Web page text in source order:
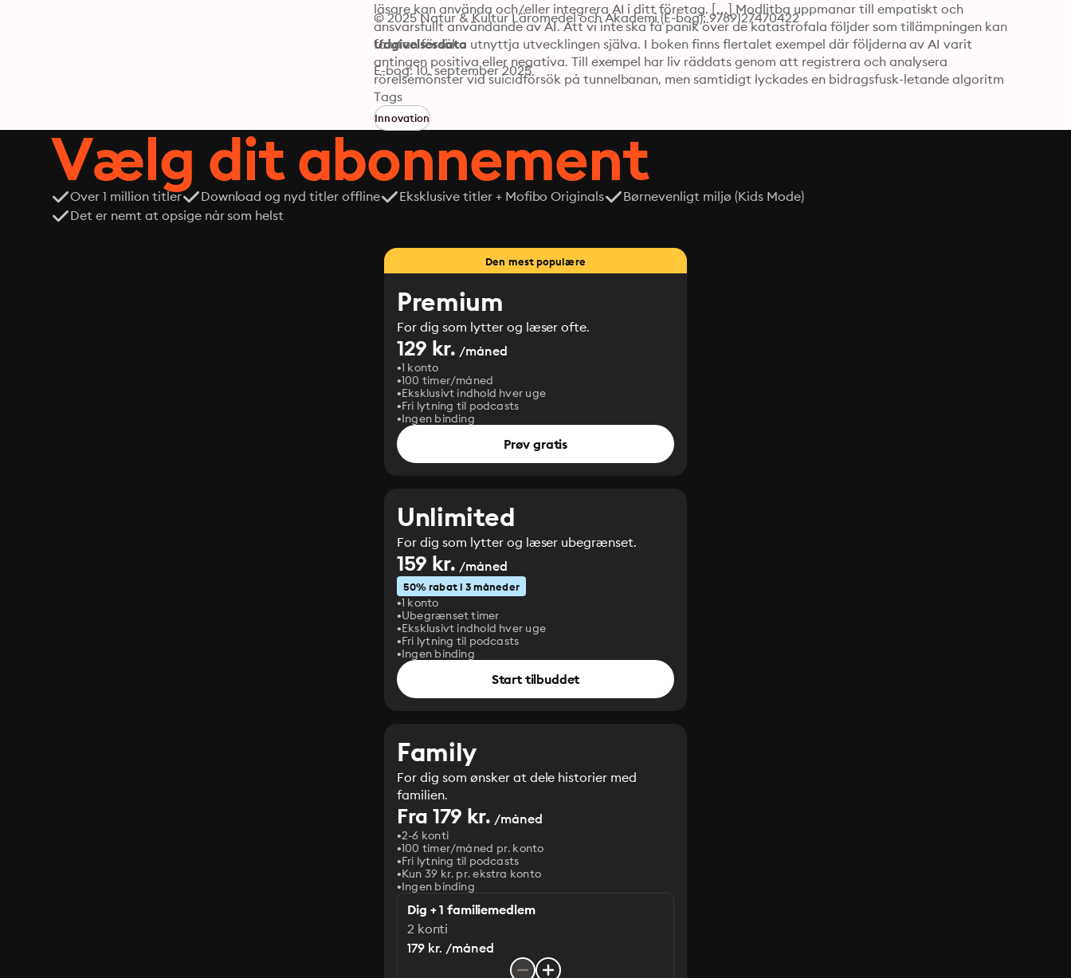
läsare kan använda och/eller integrera AI i ditt företag. […] Modlitba uppmanar till empatiskt och
ansvarsfullt användande av AI. Att vi inte ska få panik över de katastrofala följder som tillämpningen kan
få utan försöka utnyttja utvecklingen själva. I boken finns flertalet exempel där följderna av AI varit
antingen positiva eller negativa. Till exempel har liv räddats genom att registrera och analysera
rörelsemönster vid suicidförsök på tunnelbanan, men samtidigt lyckades en bidragsfusk-letande algoritm
förstöra över 10.000 människors liv i Nederländerna.”
Nina Moritz, BTJ-häftet nr 19, 2025
© 2025 Natur & Kultur Läromedel och Akademi (E-bog): 9789127470422
Udgivelsesdato
E-bog: 10. september 2025
Tags
Innovation
Vælg dit abonnement
Over 1 million titler Download og nyd titler offline Eksklusive titler + Mofibo Originals
Børnevenligt miljø (Kids Mode)
Det er nemt at opsige når som helst
Den mest populære
Premium
For dig som lytter og læser ofte.
129 kr. /måned
1 konto
100 timer/måned
Eksklusivt indhold hver uge
Fri lytning til podcasts
Ingen binding
Prøv gratis
Unlimited
For dig som lytter og læser ubegrænset.
159 kr. /måned
50% rabat i 3 måneder
1 konto
Ubegrænset timer
Eksklusivt indhold hver uge
Fri lytning til podcasts
Ingen binding
Start tilbuddet
Family
For dig som ønsker at dele historier med
familien.
Fra 179 kr. /måned
2-6 konti
100 timer/måned pr. konto
Fri lytning til podcasts
Kun 39 kr. pr. ekstra konto
Ingen binding
Dig + 1 familiemedlem
2 konti
179 kr. /måned